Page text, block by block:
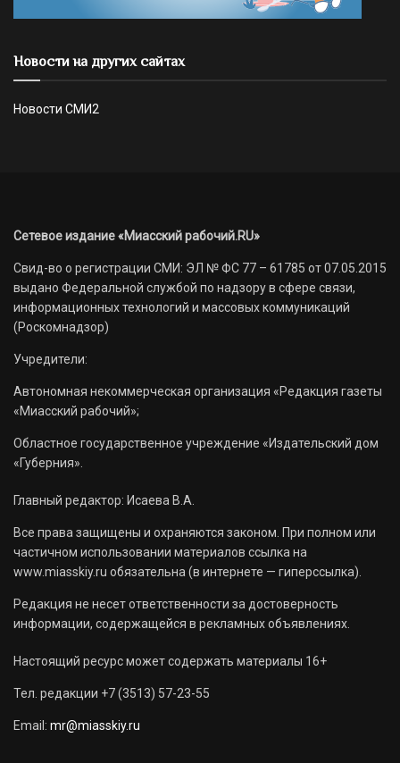
Новости на других сайтах
Новости СМИ2
Сетевое издание «Миасский рабочий.RU»
Свид-во о регистрации СМИ: ЭЛ № ФС 77 – 61785 от 07.05.2015
выдано Федеральной службой по надзору в сфере связи,
информационных технологий и массовых коммуникаций
(Роскомнадзор)
Учредители:
Автономная некоммерческая организация «Редакция газеты
«Миасский рабочий»;
Областное государственное учреждение «Издательский дом
«Губерния».
Главный редактор: Исаева В.А.
Все права защищены и охраняются законом. При полном или
частичном использовании материалов ссылка на
www.miasskiy.ru обязательна (в интернете — гиперссылка).
Редакция не несет ответственности за достоверность
информации, содержащейся в рекламных объявлениях.
Настоящий ресурс может содержать материалы 16+
Тел. редакции +7 (3513) 57-23-55
Email: mr@miasskiy.ru